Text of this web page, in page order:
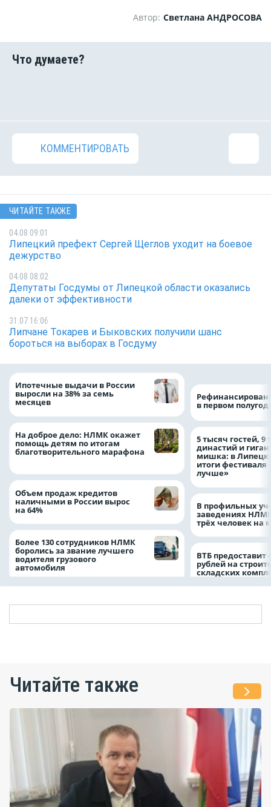
Автор: Светлана АНДРОСОВА
КОММЕНТИРОВАТЬ
ЧИТАЙТЕ ТАКЖЕ
04.08 09:01
Липецкий префект Сергей Щеглов уходит на боевое
дежурство
04.08 08:02
Депутаты Госдумы от Липецкой области оказались
далеки от эффективности
31.07 16:06
Липчане Токарев и Быковских получили шанс
бороться на выборах в Госдуму
Ипотечные выдачи в России
выросли на 38% за семь
месяцев
На доброе дело: НЛМК окажет
помощь детям по итогам
благотворительного марафона
Объем продаж кредитов
наличными в России вырос
на 64%
Более 130 сотрудников НЛМК
боролись за звание лучшего
водителя грузового
автомобиля
в первом
5 тысяч гостей, 9
династий и
мишка: в
итоги фестиваля
лучше»
В профильных
заведениях
трёх человек на
ВТБ предоставит
рублей на
складских
Читайте также